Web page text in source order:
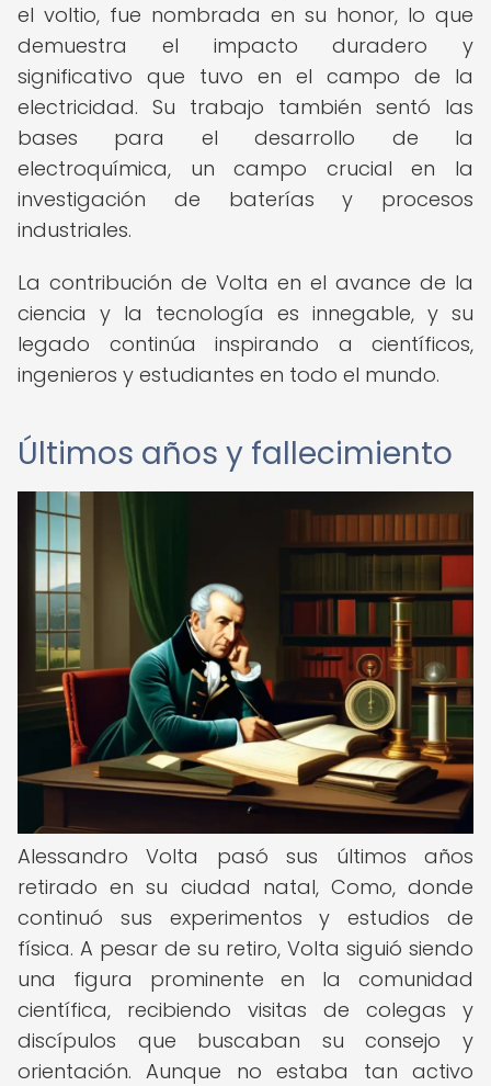
el voltio, fue nombrada en su honor, lo que
demuestra el impacto duradero y
significativo que tuvo en el campo de la
electricidad. Su trabajo también sentó las
bases para el desarrollo de la
electroquímica, un campo crucial en la
investigación de baterías y procesos
industriales.
La contribución de Volta en el avance de la
ciencia y la tecnología es innegable, y su
legado continúa inspirando a científicos,
ingenieros y estudiantes en todo el mundo.
Últimos años y fallecimiento
Alessandro Volta pasó sus últimos años
retirado en su ciudad natal, Como, donde
continuó sus experimentos y estudios de
física. A pesar de su retiro, Volta siguió siendo
una figura prominente en la comunidad
científica, recibiendo visitas de colegas y
discípulos que buscaban su consejo y
orientación. Aunque no estaba tan activo